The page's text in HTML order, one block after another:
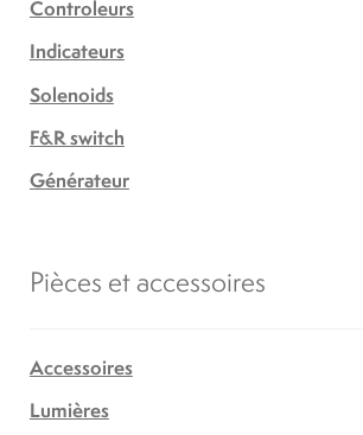
Controleurs
Indicateurs
Solenoids
F&R switch
Générateur
Pièces et accessoires
Accessoires
Lumières